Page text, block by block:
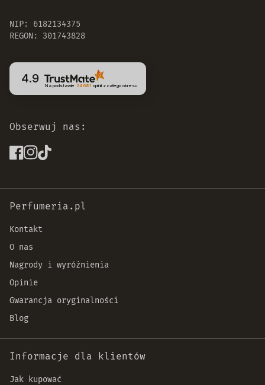
NIP: 6182134375
REGON: 301743828
4.9
Na podstawie 24 681 opinii z całego okresu
Obserwuj nas:
Perfumeria.pl
Kontakt
O nas
Nagrody i wyróżnienia
Opinie
Gwarancja oryginalności
Blog
Informacje dla klientów
Jak kupować